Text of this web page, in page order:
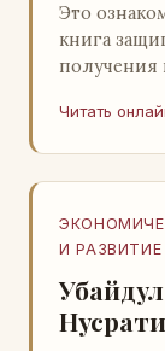
Это
книга
получения
легального
Читать
И РАЗВИТИЕ